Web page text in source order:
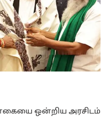
ஒன்றிய அரசிடம்